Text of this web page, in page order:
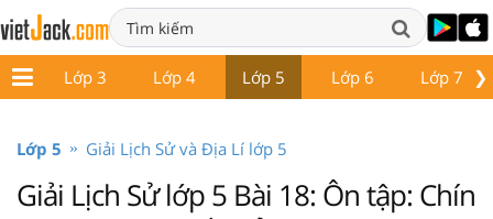
❯
2 Lớp 3 Lớp 4 Lớp 5 Lớp 6 Lớp 7
Lớp 5 Giải Lịch Sử và Địa Lí lớp 5
Giải Lịch Sử lớp 5 Bài 18: Ôn tập: Chín